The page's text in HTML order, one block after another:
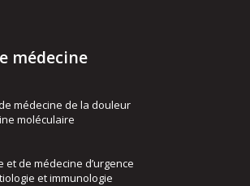
médecine
médecine de la douleur
moléculaire
de médecine d’urgence
et immunologie